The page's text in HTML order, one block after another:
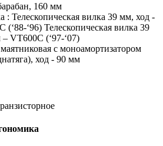
160 мм
: Телескопическая вилка 39 мм, ход -
(‘88-‘96) Телескопическая вилка 39
VT600C (‘97-‘07)
маятниковая с моноамортизатором
ход - 90 мм